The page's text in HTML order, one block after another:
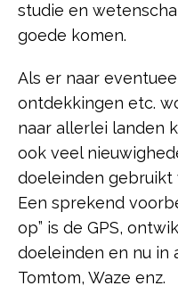
studie en
goede komen.
Als er naar
ontdekkingen etc.
naar allerlei landen
ook veel
doeleinden gebruikt
Een sprekend
op” is de GPS,
doeleinden en nu in
Tomtom, Waze enz.